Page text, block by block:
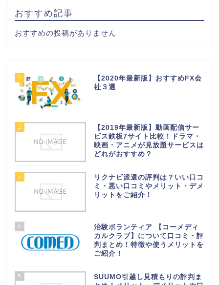
おすすめ記事
おすすめの投稿がありません
1
【2020年最新版】おすすめFX会
社３選
2
【2019年最新版】動画配信サー
ビス鉄板7サイト比較！ドラマ・
映画・アニメが見放題サービスは
どれがおすすめ？
3
リクナビ派遣の評判は？いい口コ
ミ・悪い口コミやメリット・デメ
リットをご紹介！
4
治験ボランティア 【コーメディ
カルクラブ】について口コミ・評
判まとめ！特徴や使うメリットを
ご紹介！
5
SUUMO引越し見積もりの評判ま